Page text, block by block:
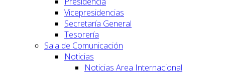
Vicepresidencias
Secretaría General
Tesorería
Sala de Comunicación
Noticias
Noticias Area Internacional